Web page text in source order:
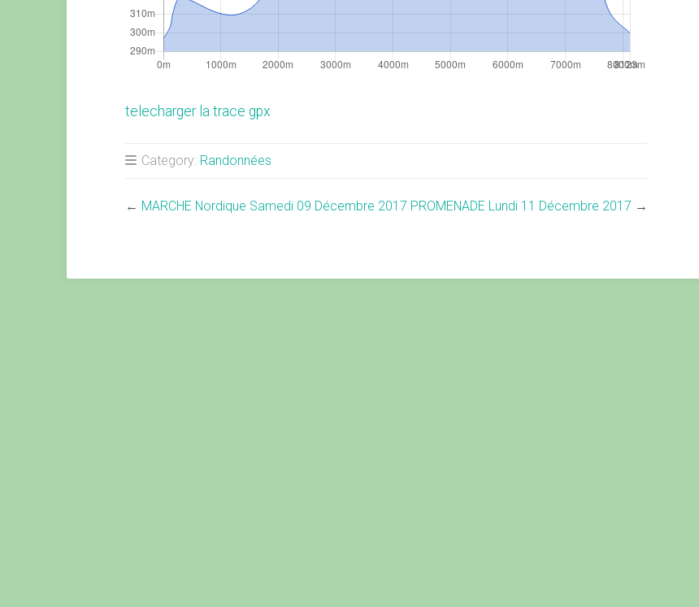
telecharger la trace gpx
Category: Randonnées
← MARCHE Nordique Samedi 09 Décembre 2017 PROMENADE Lundi 11 Décembre 2017 →